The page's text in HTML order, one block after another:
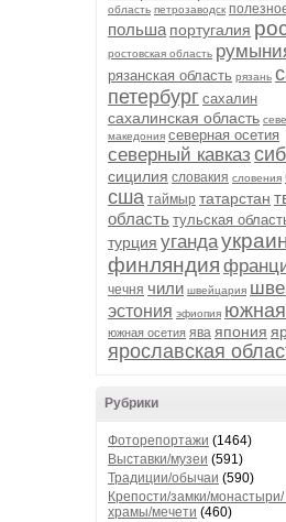
область петрозаводск
польша португалия
ростовская область
рязанская область рязань
петербург сахалин
сахалинская область
македония северная осетия
северный кавказ
сицилия словакия словения
сша таймыр татарстан
область тульская
турция уганда
финляндия
чечня чили швейцария
эстония эфиопия
южная осетия ява япония
ярославская
Рубрики
Фоторепортажи (1464)
Выставки/музеи (591)
Традиции/обычаи (590)
Крепости/замки/
храмы/мечети (460)